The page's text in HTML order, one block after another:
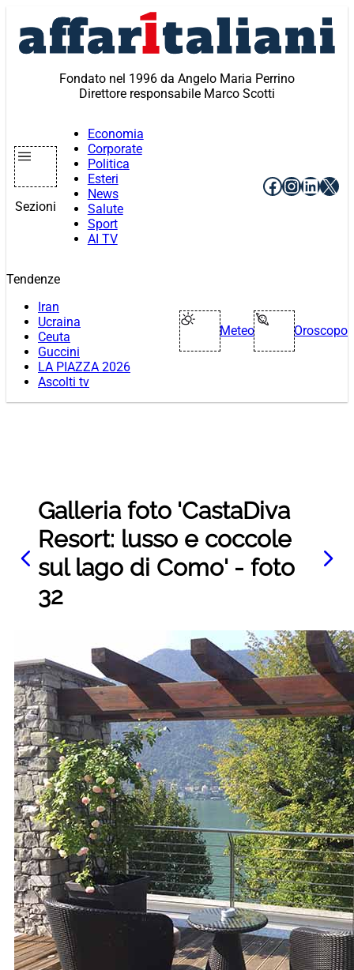
contenuto
Fondato nel 1996 da Angelo Maria Perrino
Direttore responsabile Marco Scotti
Sezioni
Economia
Corporate
Politica
Esteri
News
Salute
Sport
AI TV
Facebook
X
Tendenze
Iran
Ucraina
Ceuta
Guccini
LA PIAZZA 2026
Ascolti tv
Meteo Oroscopo
Galleria foto 'CastaDiva
Resort: lusso e coccole
sul lago di Como' - foto
32